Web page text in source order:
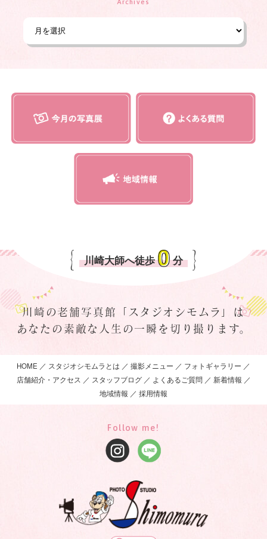
川崎大師へ徒歩 分
川崎の老舗写真館「スタジオシモムラ」は
あなたの素敵な人生の一瞬を切り撮ります。
HOME スタジオシモムラとは 撮影メニュー
フォトギャラリー
店舗紹介・アクセス
スタッフブログ よくあるご質問
新着情報
地域情報
採用情報
Follow me!